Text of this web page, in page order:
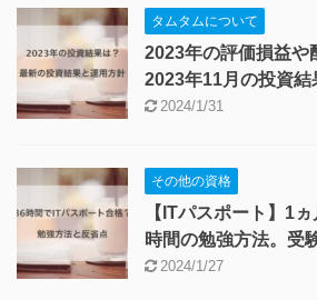
タムタムについて
2023年の評価損益や
2023年11月の投資結
2024/1/31
その他の資格
【ITパスポート】1
時間の勉強方法。受
2024/1/27